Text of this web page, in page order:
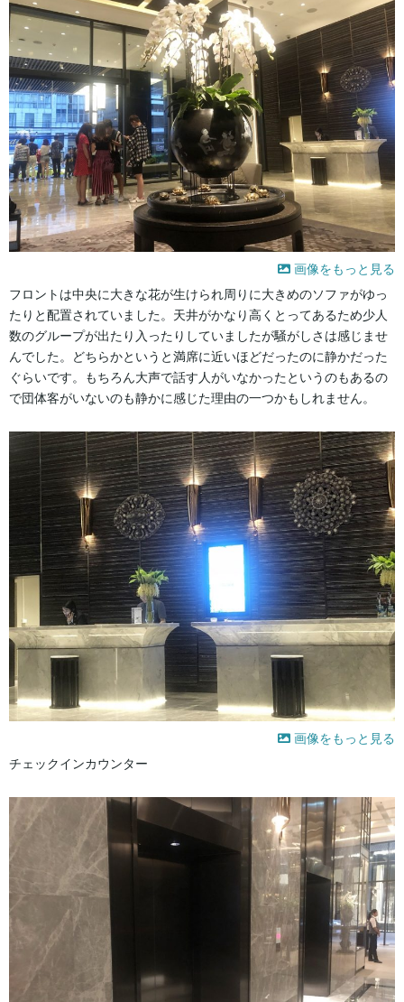
画像をもっと見る
フロントは中央に大きな花が生けられ周りに大きめのソファがゆっ
たりと配置されていました。天井がかなり高くとってあるため少人
数のグループが出たり入ったりしていましたが騒がしさは感じませ
んでした。どちらかというと満席に近いほどだったのに静かだった
ぐらいです。もちろん大声で話す人がいなかったというのもあるの
で団体客がいないのも静かに感じた理由の一つかもしれません。
画像をもっと見る
チェックインカウンター